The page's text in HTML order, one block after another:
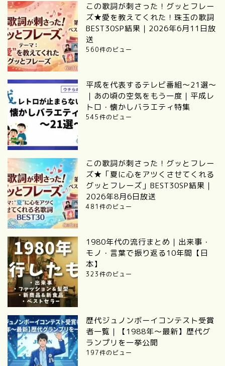
この歌詞が刺さった！グッとフレー
ズ★愛を教えてくれた！珠玉の歌詞
BEST30SP結果｜2026年6月11日放
送
560件のビュー
平成を代表するテレビ番組～21選～
｜あの頃の空気をもう一度｜平成レ
トロ・懐かしバラエティ特集
545件のビュー
この歌詞が刺さった！グッとフレー
ズ★「夏に心をアツくさせてくれる
グッとフレーズ」BEST30SP結果｜
2026年8月6日放送
481件のビュー
1980年代の流行まとめ｜出来事・
モノ・言葉で振り返る10年間【日
本】
323件のビュー
歴代ジュノンボーイコンテスト受賞
者一覧｜【1988年〜最新】歴代グ
ランプリを一挙公開
197件のビュー